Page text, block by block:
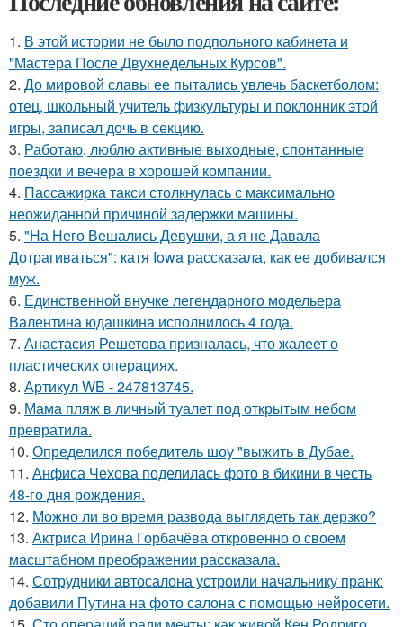
1. В этой истории не было подпольного кабинета и
"Мастера После Двухнедельных Курсов".
2. До мировой славы ее пытались увлечь баскетболом:
отец, школьный учитель физкультуры и поклонник этой
игры, записал дочь в секцию.
3. Работаю, люблю активные выходные, спонтанные
поездки и вечера в хорошей компании.
4. Пассажирка такси столкнулась с максимально
неожиданной причиной задержки машины.
5. "На Него Вешались Девушки, а я не Давала
Дотрагиваться": катя Iowa рассказала, как ее добивался
муж.
6. Единственной внучке легендарного модельера
Валентина юдашкина исполнилось 4 года.
7. Анастасия Решетова призналась, что жалеет о
пластических операциях.
8. Артикул WB - 247813745.
9. Мама пляж в личный туалет под открытым небом
превратила.
10. Определился победитель шоу "выжить в Дубае.
11. Анфиса Чехова поделилась фото в бикини в честь
48-го дня рождения.
12. Можно ли во время развода выглядеть так дерзко?
13. Актриса Ирина Горбачёва откровенно о своем
масштабном преображении рассказала.
14. Сотрудники автосалона устроили начальнику пранк:
добавили Путина на фото салона с помощью нейросети.